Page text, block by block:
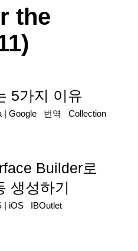
the
5가지 이유
| Google 번역
Collection
Builder로
생성하기
| iOS
IBOutlet